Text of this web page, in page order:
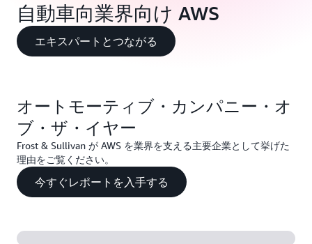
自動車向業界向け AWS
エキスパートとつながる
オートモーティブ・カンパニー・オ
ブ・ザ・イヤー
Frost & Sullivan が AWS を業界を支える主要企業として挙げた
理由をご覧ください。
今すぐレポートを入手する